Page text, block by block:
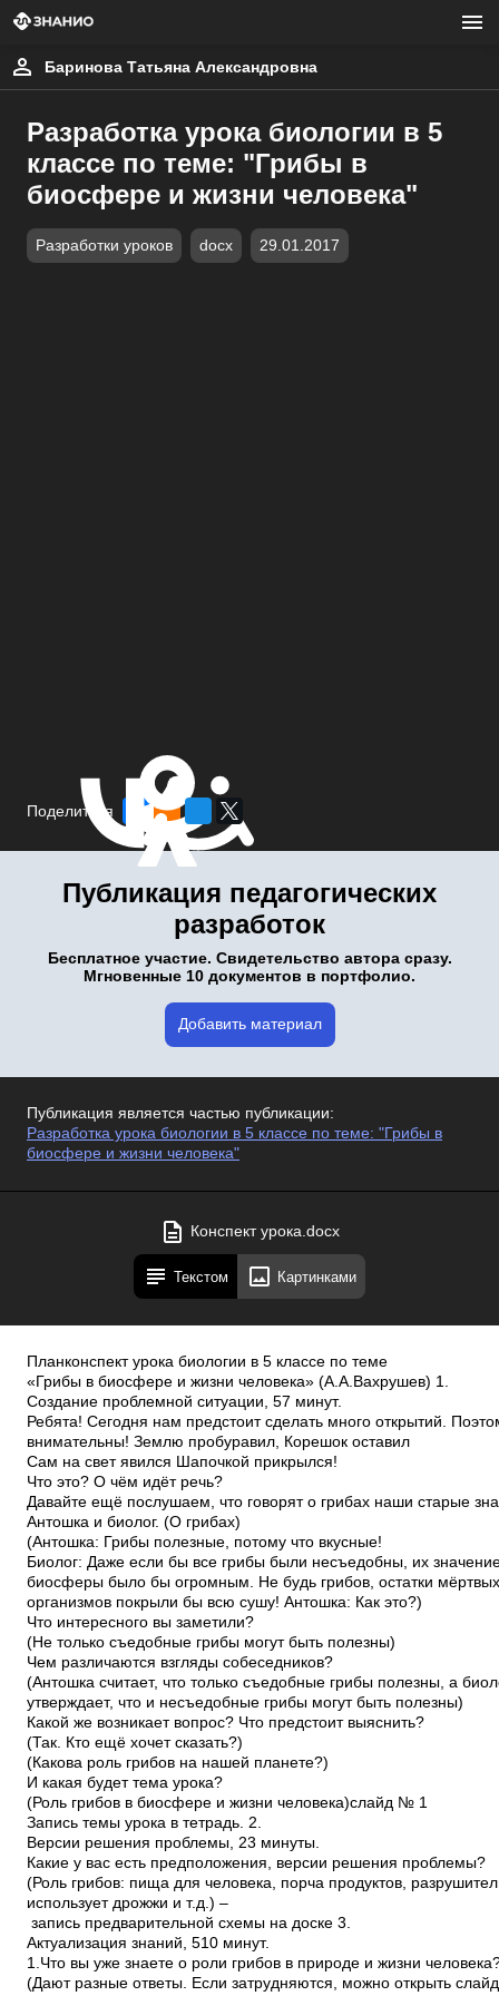
Баринова Татьяна Александровна
Разработка урока биологии в 5
классе по теме: "Грибы в
биосфере и жизни человека"
Разработки уроков docx 29.01.2017
Поделиться
Публикация педагогических
разработок
Бесплатное участие. Свидетельство автора сразу.
Мгновенные 10 документов в портфолио.
Добавить материал
Публикация является частью публикации:
Разработка урока биологии в 5 классе по теме: "Грибы в
биосфере и жизни человека"
Конспект урока.docx
Текстом Картинками
План­конспект урока биологии в 5 классе по теме
«Грибы в биосфере и жизни человека» (А.А.Вахрушев) 1.
Создание проблемной ситуации, 5­7 минут.
Ребята! Сегодня нам предстоит сделать много открытий.
внимательны! Землю пробуравил, Корешок оставил
Сам на свет явился Шапочкой прикрылся!
Что это? О чём идёт речь?
Давайте ещё послушаем, что говорят о грибах наши старые
Антошка и биолог. (О грибах)
(Антошка: Грибы полезные, потому что вкусные!
Биолог: Даже если бы все грибы были несъедобны, их
биосферы было бы огромным. Не будь грибов, остатки мёртвых
организмов покрыли бы всю сушу! Антошка: Как это?)
Что интересного вы заметили?
(Не только съедобные грибы могут быть полезны)
Чем различаются взгляды собеседников?
(Антошка считает, что только съедобные грибы полезны, а
утверждает, что и несъедобные грибы могут быть полезны)
Какой же возникает вопрос? Что предстоит выяснить?
(Так. Кто ещё хочет сказать?)
(Какова роль грибов на нашей планете?)
И какая будет тема урока?
(Роль грибов в биосфере и жизни человека)­слайд № 1
Запись темы урока в тетрадь. 2.
Версии решения проблемы, 2­3 минуты.
Какие у вас есть предположения, версии решения проблемы?
(Роль грибов: пища для человека, порча продуктов,
использует дрожжи и т.д.) –
запись предварительной схемы на доске 3.
Актуализация знаний, 5­10 минут.
1.Что вы уже знаете о роли грибов в природе и жизни
(Дают разные ответы. Если затрудняются, можно открыть